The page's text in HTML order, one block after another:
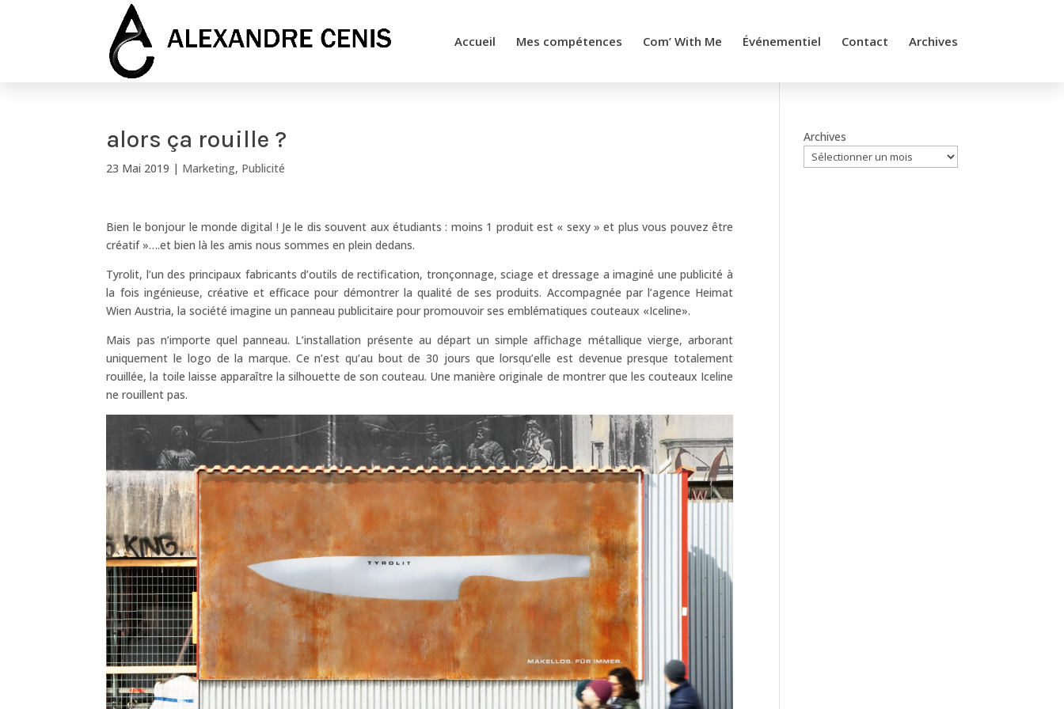
Accueil Mes compétences Com’ With Me Événementiel Contact Archives
alors ça rouille ?
23 Mai 2019 | Marketing, Publicité
Bien le bonjour le monde digital ! Je le dis souvent aux étudiants : moins 1 produit est « sexy » et plus vous pouvez être
créatif »….et bien là les amis nous sommes en plein dedans.
Tyrolit, l’un des principaux fabricants d’outils de rectification, tronçonnage, sciage et dressage a imaginé une publicité à
la fois ingénieuse, créative et efficace pour démontrer la qualité de ses produits. Accompagnée par l’agence Heimat
Wien Austria, la société imagine un panneau publicitaire pour promouvoir ses emblématiques couteaux «Iceline».
Mais pas n’importe quel panneau. L’installation présente au départ un simple affichage métallique vierge, arborant
uniquement le logo de la marque. Ce n’est qu’au bout de 30 jours que lorsqu’elle est devenue presque totalement
rouillée, la toile laisse apparaître la silhouette de son couteau. Une manière originale de montrer que les couteaux Iceline
ne rouillent pas.
Archives